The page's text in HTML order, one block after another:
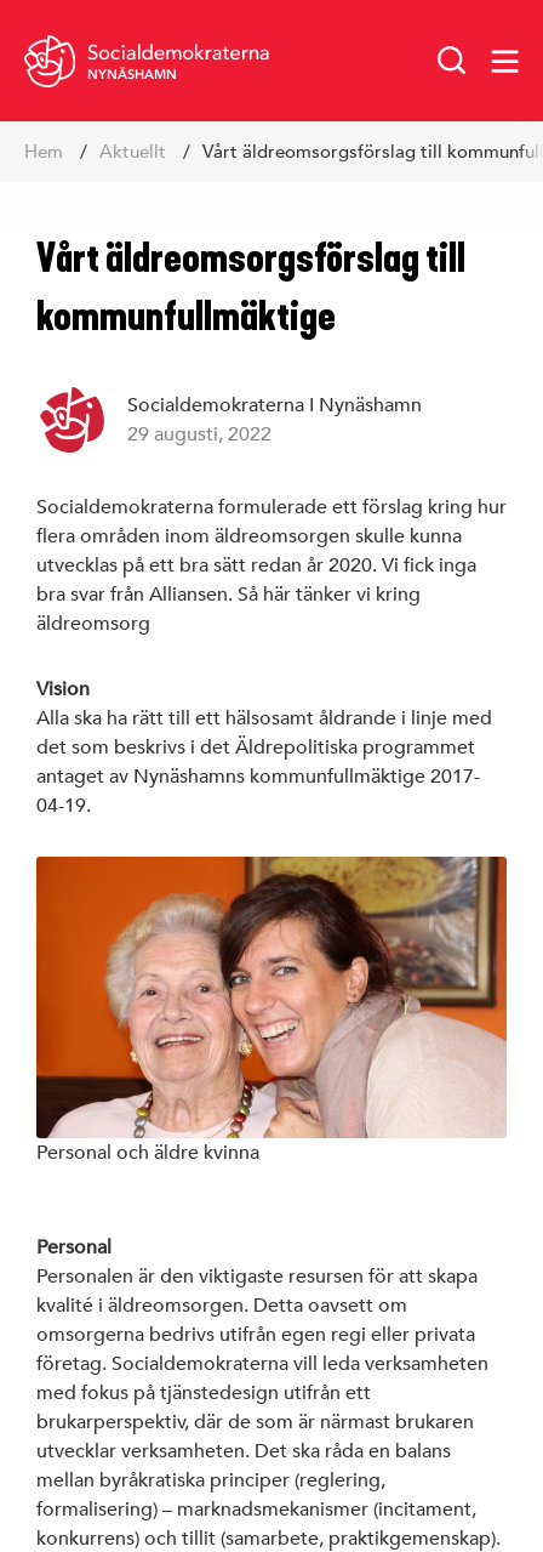
NYNÄSHAMN
Hem Aktuellt Vårt äldreomsorgsförslag till
Vårt äldreomsorgsförslag till
kommunfullmäktige
Socialdemokraterna I Nynäshamn
29 augusti, 2022
Socialdemokraterna formulerade ett förslag kring hur
flera områden inom äldreomsorgen skulle kunna
utvecklas på ett bra sätt redan år 2020. Vi fick inga
bra svar från Alliansen. Så här tänker vi kring
äldreomsorg
Vision
Alla ska ha rätt till ett hälsosamt åldrande i linje med
det som beskrivs i det Äldrepolitiska programmet
antaget av Nynäshamns kommunfullmäktige 2017-
04-19.
Personal och äldre kvinna
Personal
Personalen är den viktigaste resursen för att skapa
kvalité i äldreomsorgen. Detta oavsett om
omsorgerna bedrivs utifrån egen regi eller privata
företag. Socialdemokraterna vill leda verksamheten
med fokus på tjänstedesign utifrån ett
brukarperspektiv, där de som är närmast brukaren
utvecklar verksamheten. Det ska råda en balans
mellan byråkratiska principer (reglering,
formalisering) – marknadsmekanismer (incitament,
konkurrens) och tillit (samarbete, praktikgemenskap).